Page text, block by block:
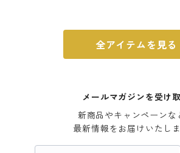
全アイテムを見る
メールマガジンを受け
新商品やキャンペーンな
最新情報をお届けいたしま